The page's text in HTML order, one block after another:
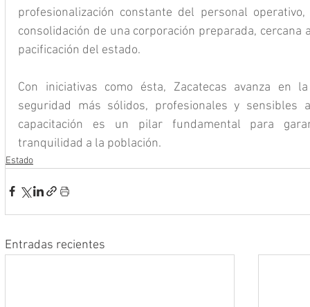
profesionalización constante del personal
consolidación de una corporación preparada, cercana
pacificación del estado.
Con iniciativas como ésta, Zacatecas avanza en
seguridad más sólidos, profesionales y sensibles
capacitación es un pilar fundamental para
tranquilidad a la población.
Estado
Entradas recientes